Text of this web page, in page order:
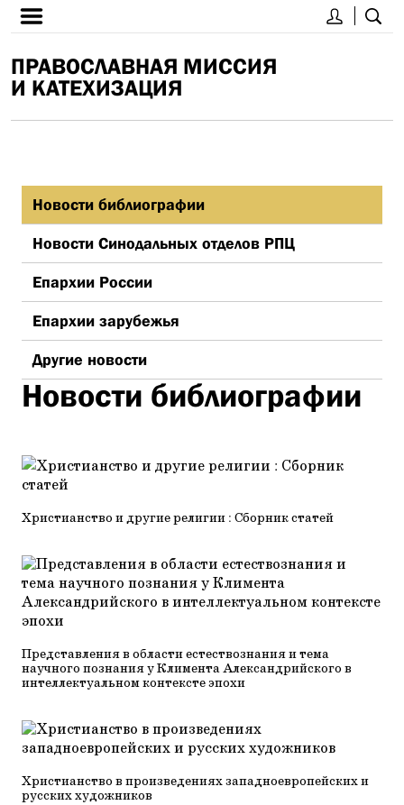
ПРАВОСЛАВНАЯ МИССИЯ
И КАТЕХИЗАЦИЯ
Новости библиографии
Новости Синодальных отделов РПЦ
Епархии России
Епархии зарубежья
Другие новости
Новости библиографии
Христианство и другие религии : Сборник статей
Представления в области естествознания и тема
научного познания у Климента Александрийского в
интеллектуальном контексте эпохи
Христианство в произведениях западноевропейских и
русских художников